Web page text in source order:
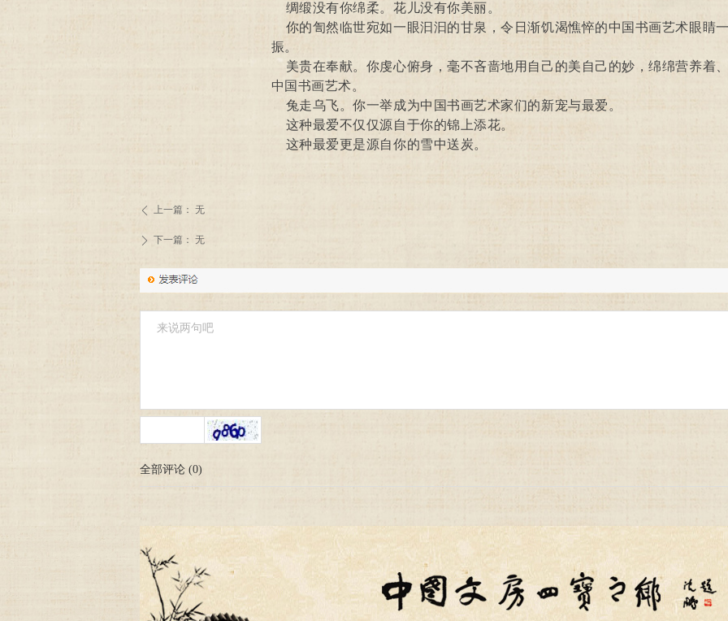
绸缎没有你绵柔。花儿没有你美丽。
你的訇然临世宛如一眼汩汩的甘泉，令日渐饥渴憔悴的中国书画艺术眼睛
振。
美贵在奉献。你虔心俯身，毫不吝啬地用自己的美自己的妙，绵绵营养着
中国书画艺术。
兔走乌飞。你一举成为中国书画艺术家们的新宠与最爱。
这种最爱不仅仅源自于你的锦上添花。
这种最爱更是源自你的雪中送炭。
ꄴ 上一篇： 无
ꄲ 下一篇： 无
全部评论 (0)